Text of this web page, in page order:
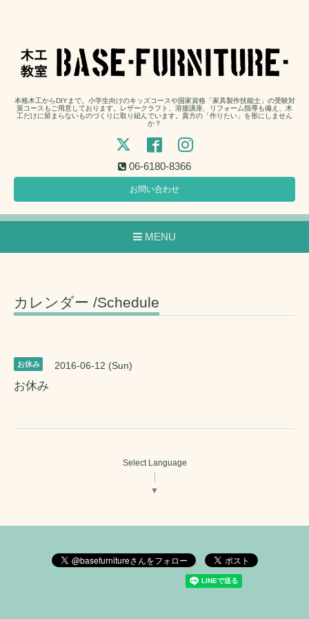
本格木工からDIYまで。小学生向けのキッズコースや国家資格「家具製作技能士」の受験対
策コースもご用意しております。レザークラフト、溶接講座、リフォーム指導も備え、木
工だけに留まらないものづくりに取り組んでいます。貴方の「作りたい」を形にしません
か？
06-6180-8366
お問い合わせ
MENU
カレンダー /Schedule
お休み 2016-06-12 (Sun)
お休み
Select Language
▼